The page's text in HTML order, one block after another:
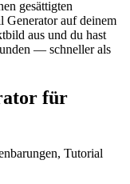
gesättigten
Generator auf deinem
aus und du hast
— schneller als
für
Tutorial